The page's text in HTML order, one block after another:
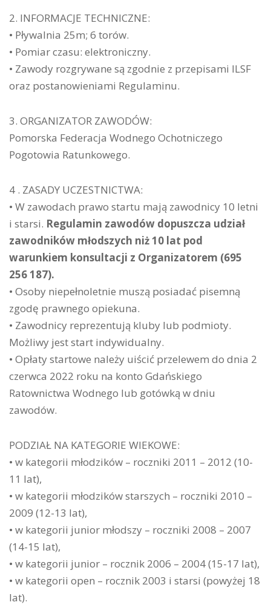
2. INFORMACJE TECHNICZNE:
• Pływalnia 25m; 6 torów.
• Pomiar czasu: elektroniczny.
• Zawody rozgrywane są zgodnie z przepisami ILSF
oraz postanowieniami Regulaminu.
3. ORGANIZATOR ZAWODÓW:
Pomorska Federacja Wodnego Ochotniczego
Pogotowia Ratunkowego.
4 . ZASADY UCZESTNICTWA:
• W zawodach prawo startu mają zawodnicy 10 letni
i starsi. Regulamin zawodów dopuszcza udział
zawodników młodszych niż 10 lat pod
warunkiem konsultacji z Organizatorem (695
256 187).
• Osoby niepełnoletnie muszą posiadać pisemną
zgodę prawnego opiekuna.
• Zawodnicy reprezentują kluby lub podmioty.
Możliwy jest start indywidualny.
• Opłaty startowe należy uiścić przelewem do dnia 2
czerwca 2022 roku na konto Gdańskiego
Ratownictwa Wodnego lub gotówką w dniu
zawodów.
PODZIAŁ NA KATEGORIE WIEKOWE:
• w kategorii młodzików – roczniki 2011 – 2012 (10-
11 lat),
• w kategorii młodzików starszych – roczniki 2010 –
2009 (12-13 lat),
• w kategorii junior młodszy – roczniki 2008 – 2007
(14-15 lat),
• w kategorii junior – rocznik 2006 – 2004 (15-17 lat),
• w kategorii open – rocznik 2003 i starsi (powyżej 18
lat).